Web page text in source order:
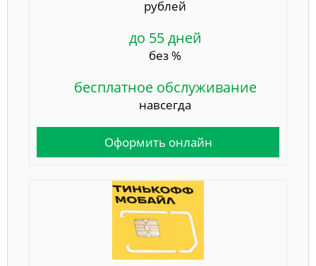
рублей
до 55 дней
без %
бесплатное обслуживание
навсегда
Оформить онлайн